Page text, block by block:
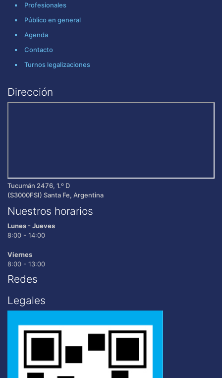
Profesionales
Público en general
Agenda
Contacto
Turnos legalizaciones
Dirección
Tucumán 2476, 1.º D
(S3000FSI) Santa Fe, Argentina
Nuestros horarios
Lunes - Jueves
8:00 - 14:00
Viernes
8:00 - 13:00
Redes
Legales